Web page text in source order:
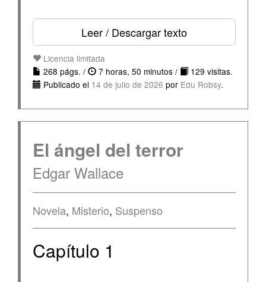
Leer / Descargar texto
Licencia limitada
268 págs. /
7 horas, 50 minutos /
129 visitas.
Publicado el 14 de julio de 2026 por Edu Robsy.
El ángel del terror
Edgar Wallace
Novela, Misterio, Suspenso
Capítulo 1